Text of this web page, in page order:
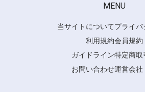
MENU
当サイトについてプライバ
利用規約会員規約
ガイドライン特定商取
お問い合わせ運営会社